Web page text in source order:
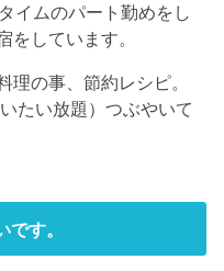
イムのパート勤めをし
をしています。
理の事、節約レシピ。
たい放題）つぶやいて
す。